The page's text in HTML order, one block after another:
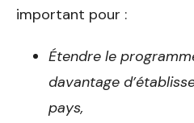
important pour :
Étendre le
davantage
pays,